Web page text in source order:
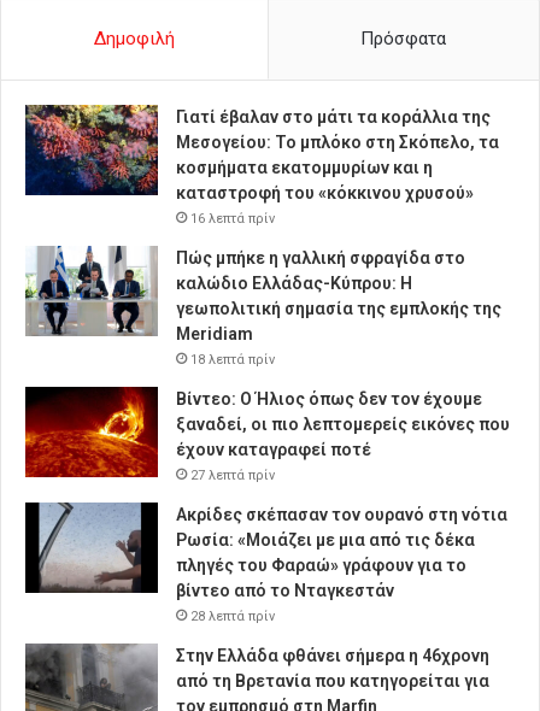
Δημοφιλή Πρόσφατα
Γιατί έβαλαν στο μάτι τα κοράλλια της
Μεσογείου: Το μπλόκο στη Σκόπελο, τα
κοσμήματα εκατομμυρίων και η
καταστροφή του «κόκκινου χρυσού»
16 λεπτά πρίν
Πώς μπήκε η γαλλική σφραγίδα στο
καλώδιο Ελλάδας-Κύπρου: Η
γεωπολιτική σημασία της εμπλοκής της
Meridiam
18 λεπτά πρίν
Βίντεο: Ο Ήλιος όπως δεν τον έχουμε
ξαναδεί, οι πιο λεπτομερείς εικόνες που
έχουν καταγραφεί ποτέ
27 λεπτά πρίν
Ακρίδες σκέπασαν τον ουρανό στη νότια
Ρωσία: «Μοιάζει με μια από τις δέκα
πληγές του Φαραώ» γράφουν για το
βίντεο από το Νταγκεστάν
28 λεπτά πρίν
Στην Ελλάδα φθάνει σήμερα η 46χρονη
από τη Βρετανία που κατηγορείται για
τον εμπρησμό στη Marfin